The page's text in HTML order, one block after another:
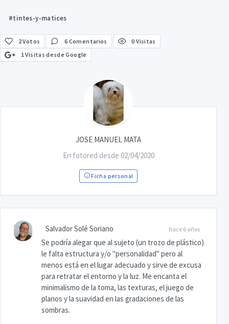
#tintes-y-matices
2Votos 6 Comentarios
0 Visitas
1 Visitas desde Google
JOSE MANUEL MATA
En fotored desde 02/04/2020
Ficha personal
hace 6 años
Salvador Solé Soriano
Se podría alegar que al sujeto (un trozo de plástico)
le falta estructura y/o "personalidad" pero al
menos está en el lugar adecuado y sirve de excusa
para retratar el entorno y la luz. Me encanta el
minimalismo de la toma, las texturas, el juego de
planos y la suavidad en las gradaciones de las
sombras.